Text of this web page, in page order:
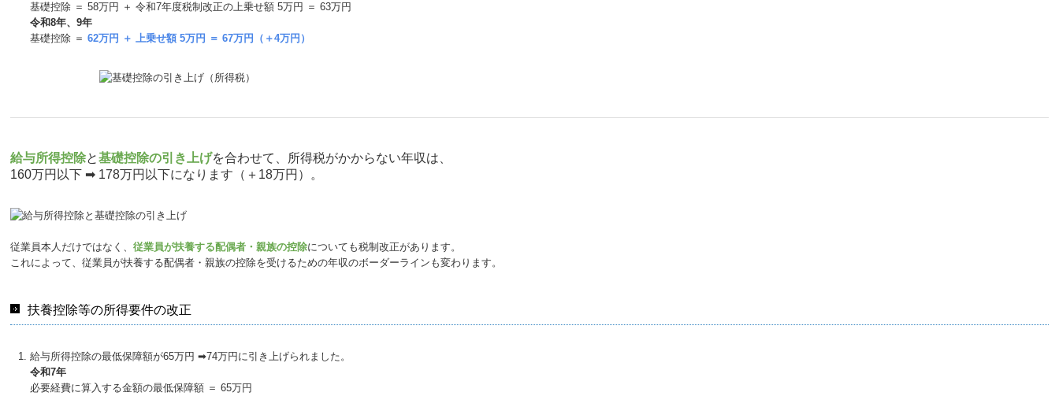
基礎控除 ＝ 58万円 ＋ 令和7年度税制改正の上乗せ額 5万円 ＝ 63万円
令和8年、9年
基礎控除 ＝62万円 ＋ 上乗せ額 5万円 ＝ 67万円（＋4万円）
給与所得控除と基礎控除の引き上げを合わせて、所得税がかからない年収は、
160万円以下 ➡ 178万円以下になります（＋18万円）。
従業員本人だけではなく、従業員が扶養する配偶者・親族の控除についても税制改正があります。
これによって、従業員が扶養する配偶者・親族の控除を受けるための年収のボーダーラインも変わります。
扶養控除等の所得要件の改正
給与所得控除の最低保障額が65万円 ➡74万円に引き上げられました。
令和7年
必要経費に算入する金額の最低保障額 ＝ 65万円